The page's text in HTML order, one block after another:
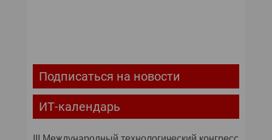
Подписаться на новости
ИТ-календарь